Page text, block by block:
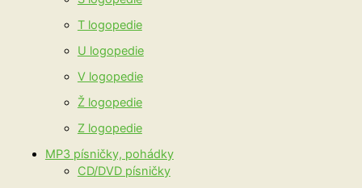
T logopedie
U logopedie
V logopedie
Ž logopedie
Z logopedie
MP3 písničky, pohádky
CD/DVD písničky